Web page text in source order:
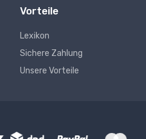
Vorteile
Lexikon
Sichere Zahlung
Unsere Vorteile